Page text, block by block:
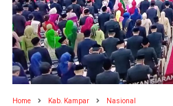
Home Kab. Kampar Nasional